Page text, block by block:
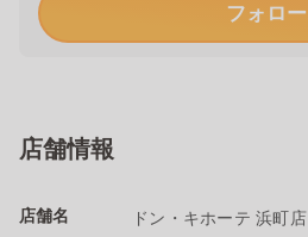
フォロー
店舗情報
店舗名 ドン・キホーテ 浜町店